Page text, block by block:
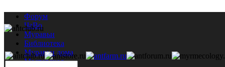
Форум
ЧаВо
Муравьи
Библиотека
Муравьи дома
Мастерская